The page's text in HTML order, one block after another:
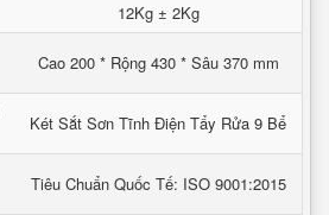
12Kg ± 2Kg
Cao 200 * Rộng 430 * Sâu 370 mm
Két Sắt Sơn Tĩnh Điện Tẩy Rửa 9 Bể
Tiêu Chuẩn Quốc Tế: ISO 9001:2015